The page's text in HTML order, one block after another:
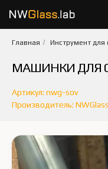
Главная / Инструмент для
МАШИНКИ ДЛЯ
Артикул: nwg-sov
Производитель: